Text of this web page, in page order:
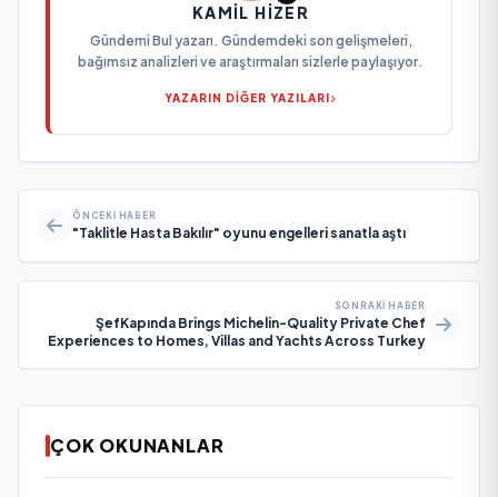
KAMIL HIZER
Gündemi Bul yazarı. Gündemdeki son gelişmeleri,
bağımsız analizleri ve araştırmaları sizlerle paylaşıyor.
YAZARIN DİĞER YAZILARI
ÖNCEKI HABER
"Taklitle Hasta Bakılır" oyunu engelleri sanatla aştı
SONRAKI HABER
ŞefKapında Brings Michelin-Quality Private Chef
Experiences to Homes, Villas and Yachts Across Turkey
ÇOK OKUNANLAR